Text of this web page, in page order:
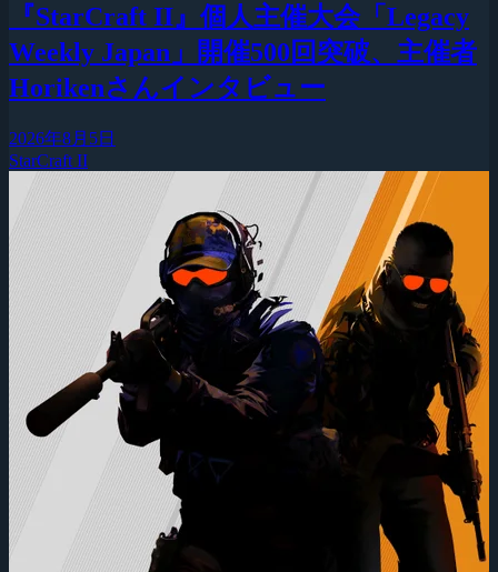
『StarCraft II』個人主催大会「Legacy
Weekly Japan」開催500回突破、主催者
Horikenさんインタビュー
2026年8月5日
StarCraft II